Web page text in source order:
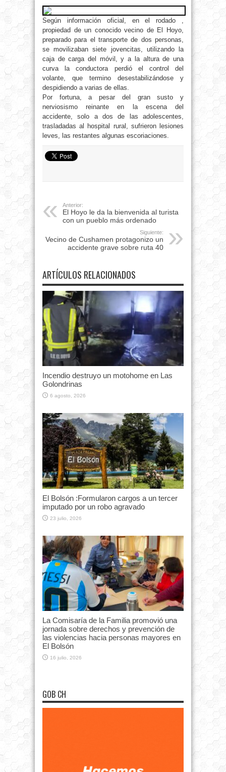
Según información oficial, en el rodado ,
propiedad de un conocido vecino de El Hoyo,
preparado para el transporte de dos personas,
se movilizaban siete jovencitas, utilizando la
caja de carga del móvil, y a la altura de una
curva la conductora perdió el control del
volante, que termino desestabilizándose y
despidiendo a varias de ellas.
Por fortuna, a pesar del gran susto y
nerviosismo reinante en la escena del
accidente, solo a dos de las adolescentes,
trasladadas al hospital rural, sufrieron lesiones
leves, las restantes algunas escoriaciones.
Anterior:
El Hoyo le da la bienvenida al turista
con un pueblo más ordenado
Siguiente:
Vecino de Cushamen protagonizo un
accidente grave sobre ruta 40
ARTÍCULOS RELACIONADOS
Incendio destruyo un motohome en Las
Golondrinas
6 agosto, 2026
El Bolsón :Formularon cargos a un tercer
imputado por un robo agravado
23 julio, 2026
La Comisaría de la Familia promovió una
jornada sobre derechos y prevención de
las violencias hacia personas mayores en
El Bolsón
16 julio, 2026
GOB CH